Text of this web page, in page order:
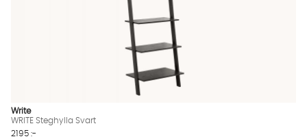
Write
WRITE Steghylla Svart
2195 :-